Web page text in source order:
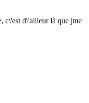
c\'est d\'ailleur là que jme